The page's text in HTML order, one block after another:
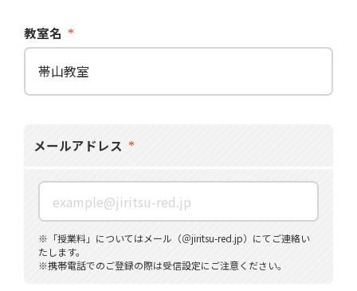
教室名
メールアドレス
※「授業料」についてはメール（＠jiritsu-red.jp）にてご連絡い
たします。
※携帯電話でのご登録の際は受信設定にご注意ください。